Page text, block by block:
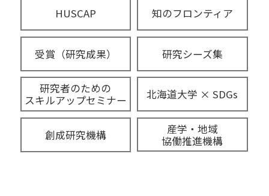
HUSCAP 知のフロンティア
受賞（研究成果） 研究シーズ集
研究者のための
スキルアップセミナー
北海道大学 × SDGs
創成研究機構
産学・地域
協働推進機構